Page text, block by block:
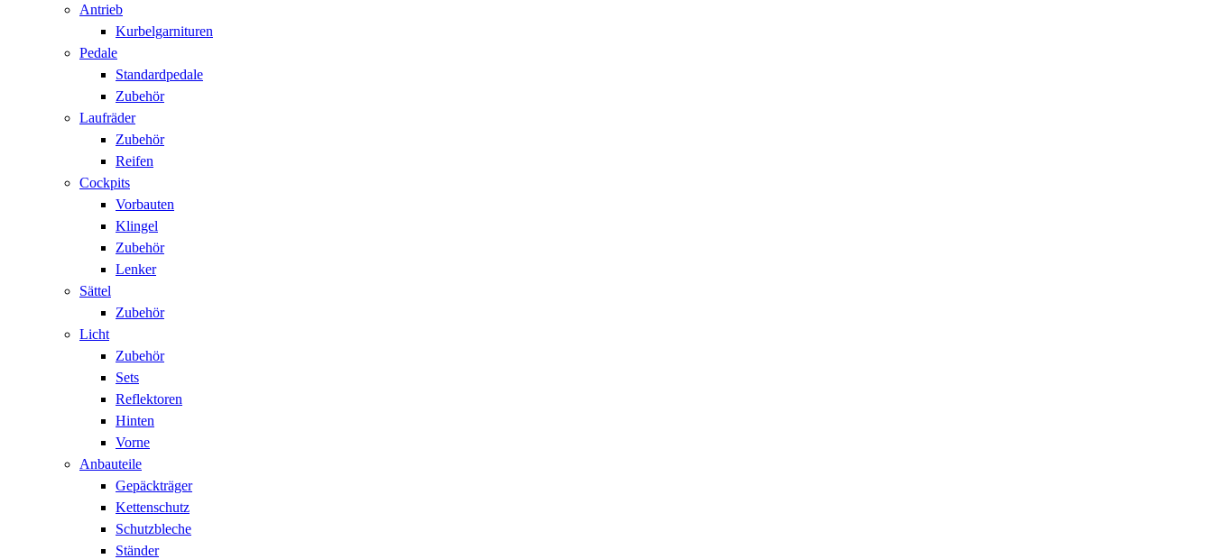
Antrieb
Kurbelgarnituren
Pedale
Standardpedale
Zubehör
Laufräder
Zubehör
Reifen
Cockpits
Vorbauten
Klingel
Zubehör
Lenker
Sättel
Zubehör
Licht
Zubehör
Sets
Reflektoren
Hinten
Vorne
Anbauteile
Gepäckträger
Kettenschutz
Schutzbleche
Ständer